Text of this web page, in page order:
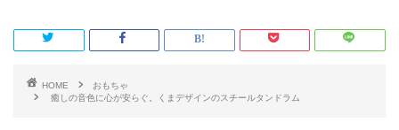
HOME
おもちゃ
癒しの音色に心が安らぐ。くまデザインのスチールタンドラム